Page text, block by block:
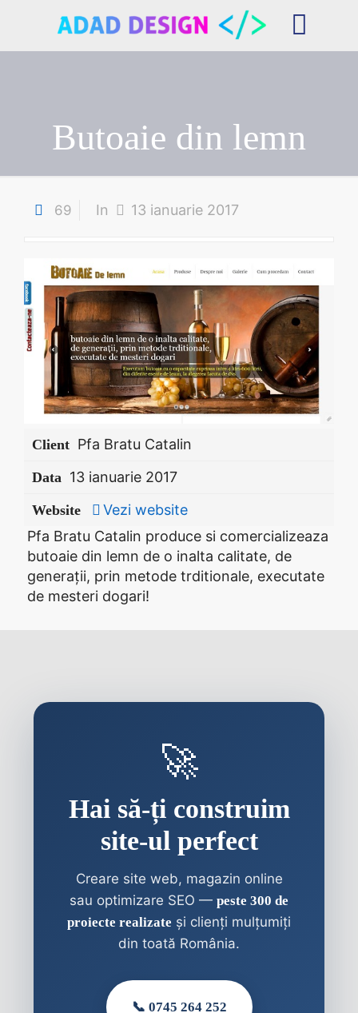
Butoaie din lemn
69 In 13 ianuarie 2017
Client Pfa Bratu Catalin
Data 13 ianuarie 2017
Website
Vezi website
Pfa Bratu Catalin produce si comercializeaza
butoaie din lemn de o inalta calitate, de
generații, prin metode trditionale, executate
de mesteri dogari!
🚀
Hai să-ți construim
site-ul perfect
Creare site web, magazin online
sau optimizare SEO — peste 300 de
proiecte realizate și clienți mulțumiți
din toată România.
📞 0745 264 252